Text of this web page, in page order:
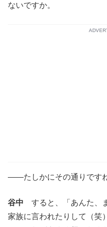
ないですか。
――たしかにその通りですね
谷中 すると、「あんた、
家族に言われたりして（笑